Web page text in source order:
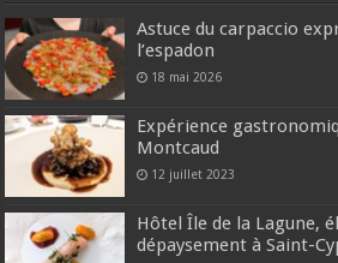
Astuce du carpaccio
l’espadon
18 mai 2026
Expérience
Montcaud
12 juillet 2023
Hôtel Île de la Lagune,
dépaysement à Saint-